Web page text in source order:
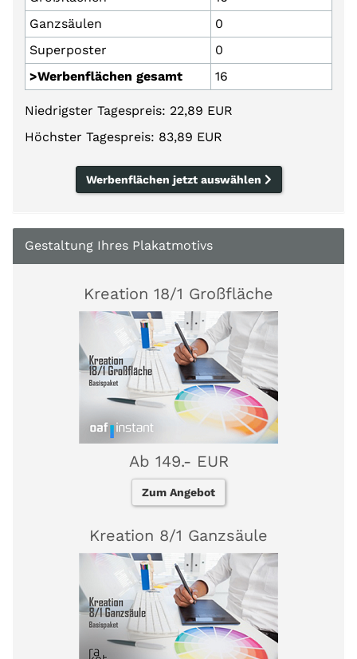
Ganzsäulen
0
Superposter
0
>Werbenflächen gesamt
16
Niedrigster Tagespreis: 22,89 EUR
Höchster Tagespreis: 83,89 EUR
Werbenflächen jetzt auswählen
Gestaltung Ihres Plakatmotivs
Kreation 18/1 Großfläche
Ab 149.- EUR
Zum Angebot
Kreation 8/1 Ganzsäule